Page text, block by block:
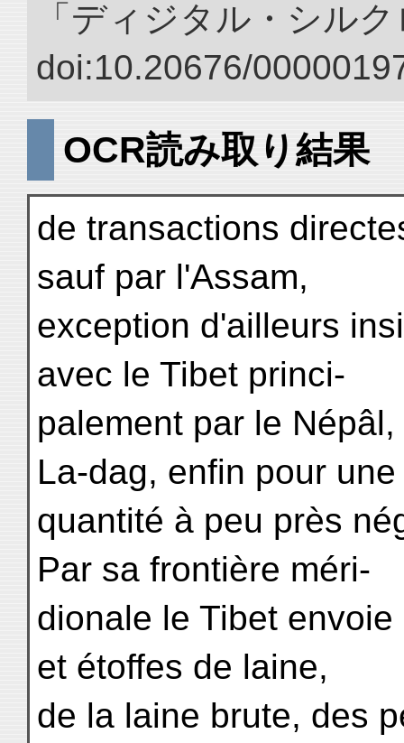
「ディジタル・シル
doi:10.20676/
OCR読み取り結果
de transactions
sauf par l'Assam,
exception d'ailleurs
avec le Tibet princi-
palement par le
La-dag, enfin pour une
quantité à peu près
Par sa frontière méri-
dionale le Tibet
et étoffes de laine,
de la laine brute, des